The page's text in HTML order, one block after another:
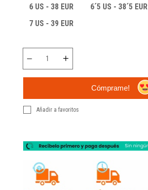
6 US - 38 EUR
6´5 US - 38´5 EUR
7 US - 39 EUR
Cómprame!
Añadir a favoritos